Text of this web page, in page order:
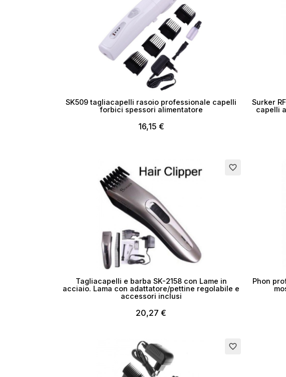
SK509 tagliacapelli rasoio professionale capelli
forbici spessori alimentatore
16,15 €
Surker
capelli
favorite_border
Tagliacapelli e barba SK-2158 con Lame in
acciaio. Lama con adattatore/pettine regolabile e
accessori inclusi
20,27 €
Phon
favorite_border